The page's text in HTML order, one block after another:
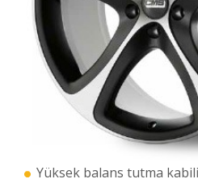
Yüksek balans tutma